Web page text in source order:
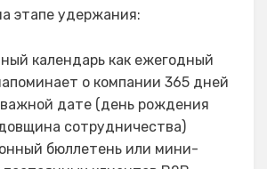
этапе удержания:
календарь как ежегодный
о компании 365 дней
дате (день рождения
сотрудничества)
бюллетень или мини-